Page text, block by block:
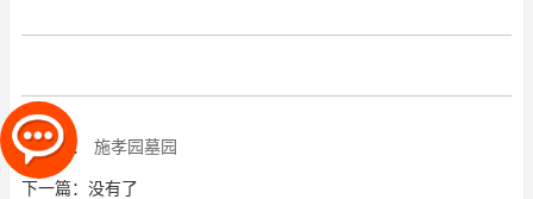
上一篇： 施孝园墓园
下一篇：没有了